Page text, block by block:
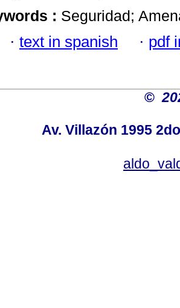
: Seguridad;
· text in spanish · pdf
©
Av. Villazón 1995